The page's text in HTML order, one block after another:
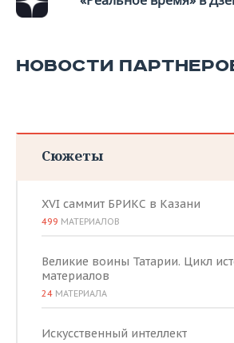
НОВОСТИ
Сюжеты
XVI саммит БРИКС в Казани
499 МАТЕРИАЛОВ
Великие воины Татарии. Цикл
материалов
24 МАТЕРИАЛА
Искусственный интеллект